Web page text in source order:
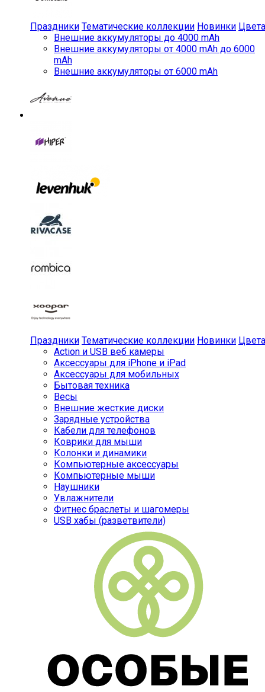
Праздники Тематические коллекции Новинки Цвета
Внешние аккумуляторы до 4000 mAh
Внешние аккумуляторы от 4000 mAh до 6000
mAh
Внешние аккумуляторы от 6000 mAh
Праздники Тематические коллекции Новинки Цвета
Action и USB веб камеры
Аксессуары для iPhone и iPad
Аксессуары для мобильных
Бытовая техника
Весы
Внешние жесткие диски
Зарядные устройства
Кабели для телефонов
Коврики для мыши
Колонки и динамики
Компьютерные аксессуары
Компьютерные мыши
Наушники
Увлажнители
Фитнес браслеты и шагомеры
USB хабы (разветвители)